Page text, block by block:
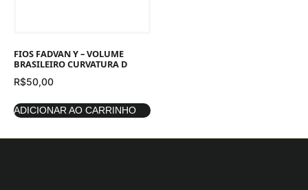
FIOS FADVAN Y – VOLUME
BRASILEIRO CURVATURA D
R$50,00
ADICIONAR AO CARRINHO